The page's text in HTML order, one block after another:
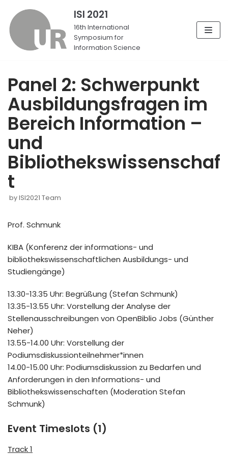
Skip
to
content
ISI 2021
16th International
Symposium for
Information Science
Panel 2: Schwerpunkt
Ausbildungsfragen im
Bereich Information –
und
Bibliothekswissenschaf
t
byISI2021 Team
Prof. Schmunk
KIBA (Konferenz der informations- und
bibliothekswissenschaftlichen Ausbildungs- und
Studiengänge)
13.30-13.35 Uhr: Begrüßung (Stefan Schmunk)
13.35-13.55 Uhr: Vorstellung der Analyse der
Stellenausschreibungen von OpenBiblio Jobs (Günther
Neher)
13.55-14.00 Uhr: Vorstellung der
Podiumsdiskussionteilnehmer*innen
14.00-15.00 Uhr: Podiumsdiskussion zu Bedarfen und
Anforderungen in den Informations- und
Bibliothekswissenschaften (Moderation Stefan
Schmunk)
Event Timeslots (1)
Track 1